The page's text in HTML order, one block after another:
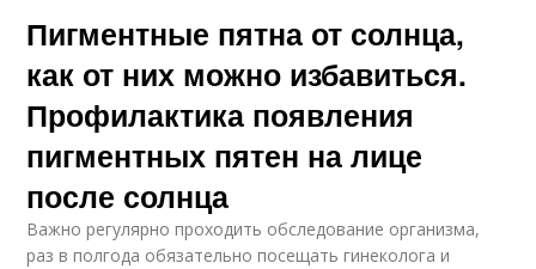
Пигментные пятна от солнца,
как от них можно избавиться.
Профилактика появления
пигментных пятен на лице
после солнца
Важно регулярно проходить обследование организма,
раз в полгода обязательно посещать гинеколога и